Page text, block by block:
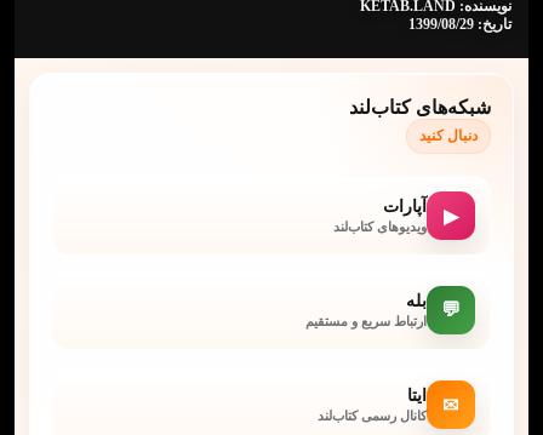
نویسنده: KETAB.LAND
تاریخ: 1399/08/29
شبکه‌های کتاب‌لند
دنبال کنید
▶ آپارات
ویدیوهای کتاب‌لند
💬 بله
ارتباط سریع و مستقیم
✉ ایتا
کانال رسمی کتاب‌لند